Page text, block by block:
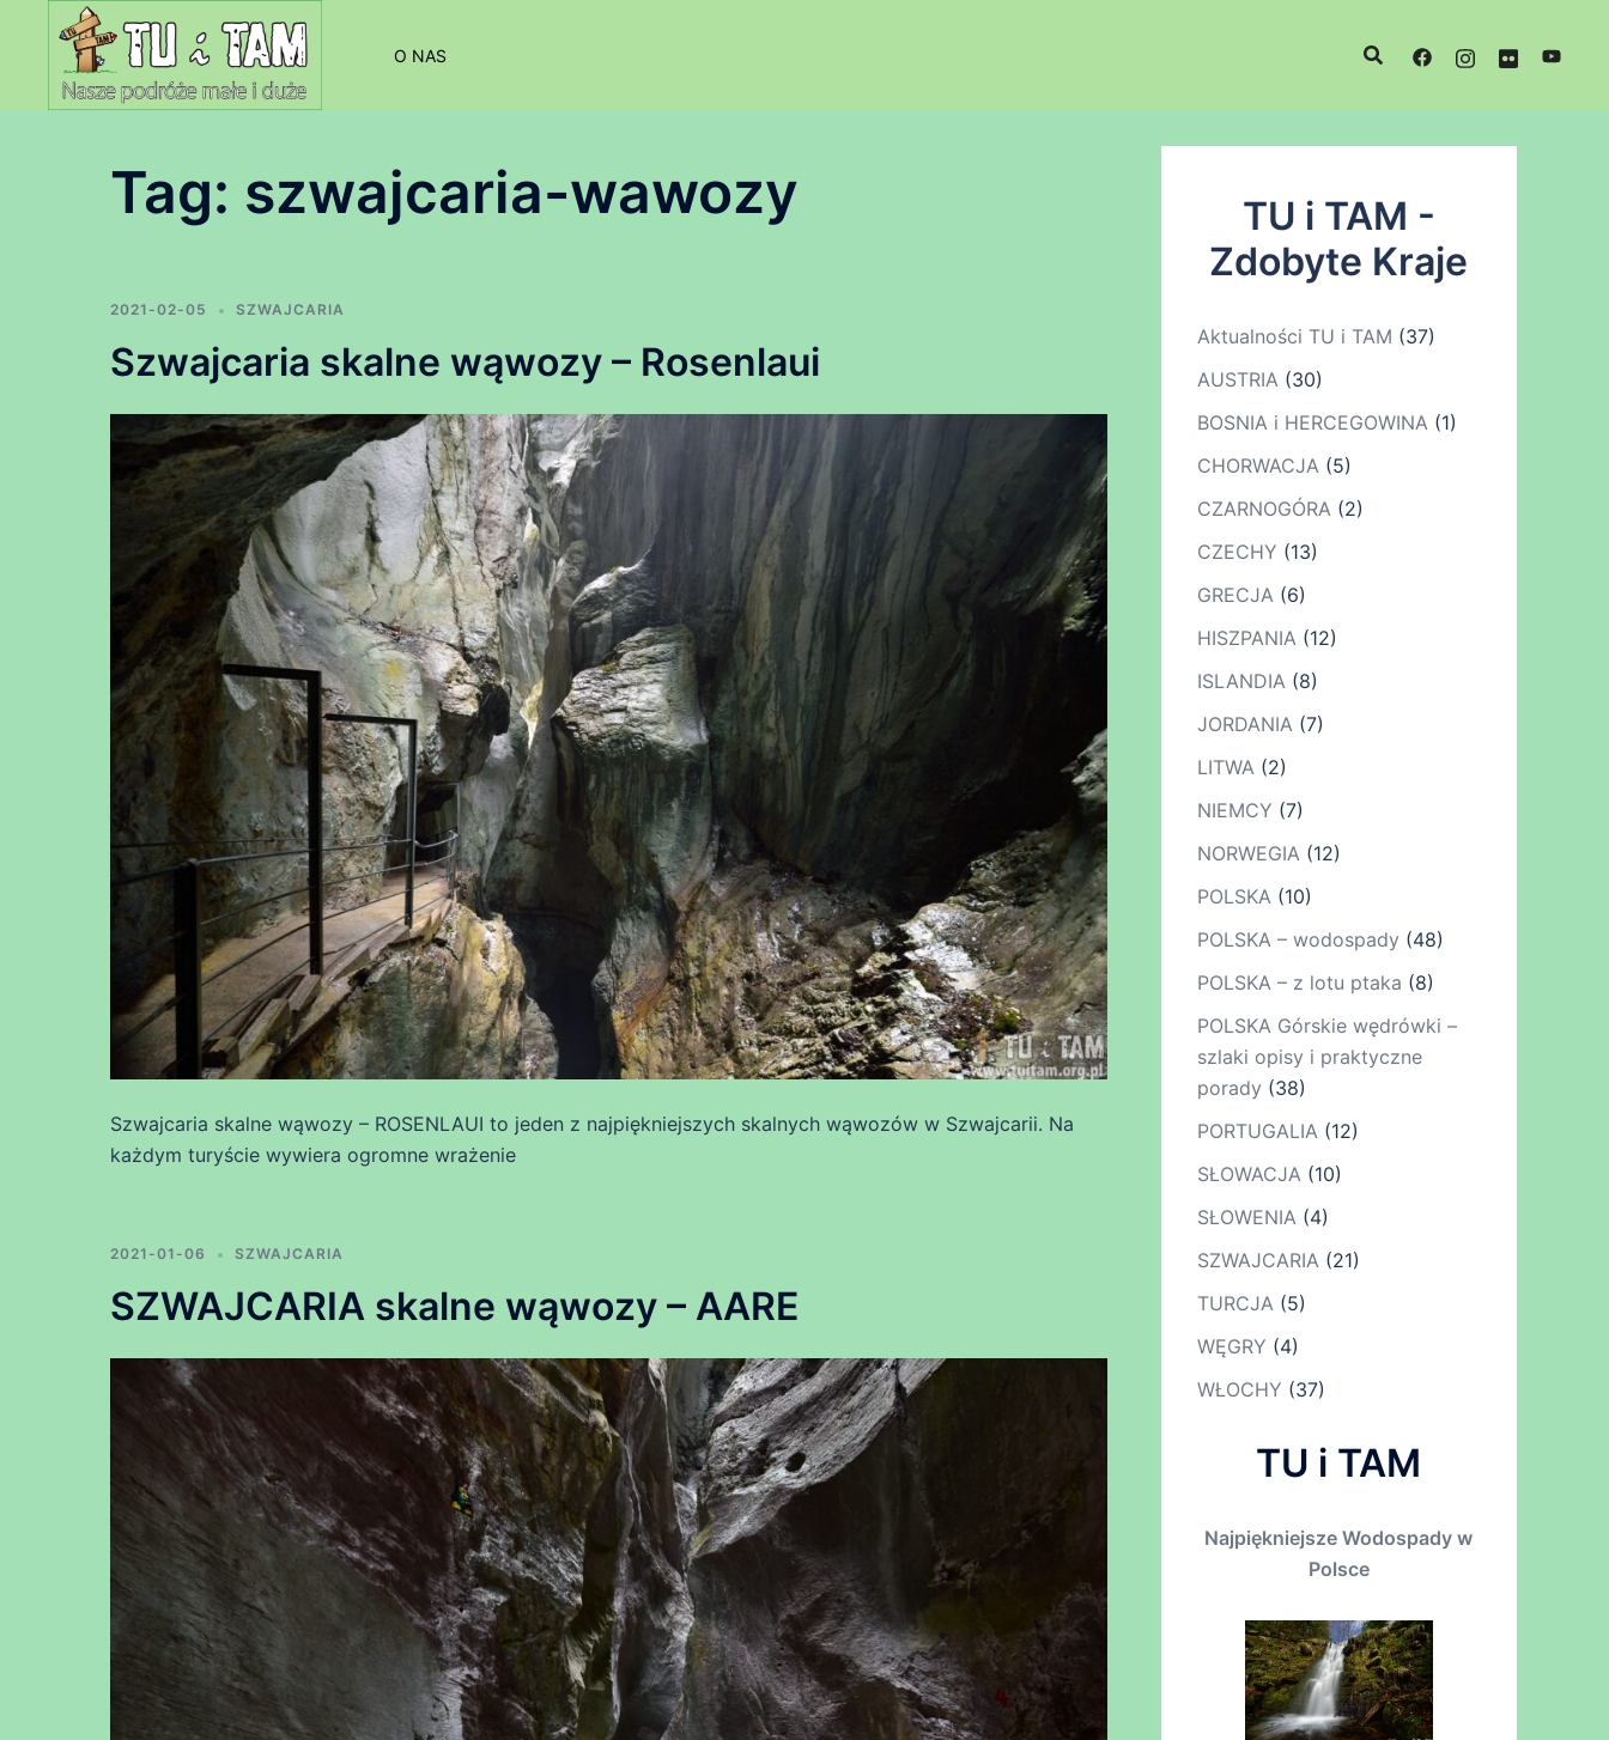
O NAS
Tag: szwajcaria-wawozy
2021-02-05 SZWAJCARIA
Szwajcaria skalne wąwozy – Rosenlaui
Szwajcaria skalne wąwozy – ROSENLAUI to jeden z najpiękniejszych skalnych wąwozów w Szwajcarii. Na
każdym turyście wywiera ogromne wrażenie
2021-01-06 SZWAJCARIA
SZWAJCARIA skalne wąwozy – AARE
TU i TAM -
Zdobyte Kraje
Aktualności TU i TAM (37)
AUSTRIA(30)
BOSNIA i HERCEGOWINA(1)
CHORWACJA(5)
CZARNOGÓRA(2)
CZECHY (13)
GRECJA(6)
HISZPANIA(12)
ISLANDIA(8)
JORDANIA(7)
LITWA(2)
NIEMCY (7)
NORWEGIA(12)
POLSKA(10)
POLSKA – wodospady (48)
POLSKA – z lotu ptaka (8)
POLSKA Górskie wędrówki –
szlaki opisy i praktyczne
porady (38)
PORTUGALIA(12)
SŁOWACJA(10)
SŁOWENIA(4)
SZWAJCARIA(21)
TURCJA(5)
WĘGRY (4)
WŁOCHY (37)
TU i TAM
Najpiękniejsze Wodospady w
Polsce